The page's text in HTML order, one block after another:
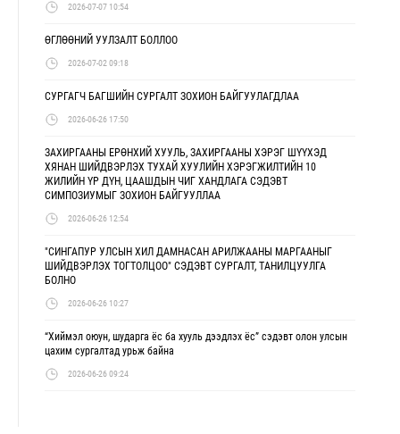
2026-07-07 10:54
ӨГЛӨӨНИЙ УУЛЗАЛТ БОЛЛОО
2026-07-02 09:18
СУРГАГЧ БАГШИЙН СУРГАЛТ ЗОХИОН БАЙГУУЛАГДЛАА
2026-06-26 17:50
ЗАХИРГААНЫ ЕРӨНХИЙ ХУУЛЬ, ЗАХИРГААНЫ ХЭРЭГ ШҮҮХЭД
ХЯНАН ШИЙДВЭРЛЭХ ТУХАЙ ХУУЛИЙН ХЭРЭГЖИЛТИЙН 10
ЖИЛИЙН ҮР ДҮН, ЦААШДЫН ЧИГ ХАНДЛАГА СЭДЭВТ
СИМПОЗИУМЫГ ЗОХИОН БАЙГУУЛЛАА
2026-06-26 12:54
"СИНГАПУР УЛСЫН ХИЛ ДАМНАСАН АРИЛЖААНЫ МАРГААНЫГ
ШИЙДВЭРЛЭХ ТОГТОЛЦОО" СЭДЭВТ СУРГАЛТ, ТАНИЛЦУУЛГА
БОЛНО
2026-06-26 10:27
“Хиймэл оюун, шударга ёс ба хууль дээдлэх ёс” сэдэвт олон улсын
цахим сургалтад урьж байна
2026-06-26 09:24